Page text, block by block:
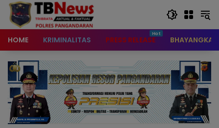
content
HOME KRIMINALITAS PRESS RELEASE BHAYANGKARI